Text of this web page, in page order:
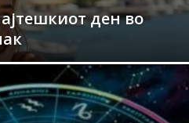
ден во